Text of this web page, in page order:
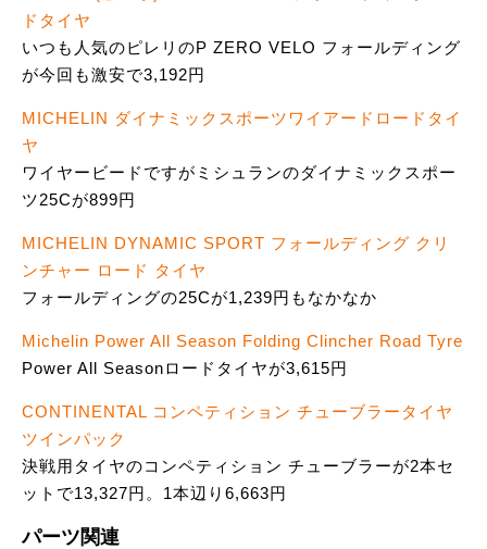
ドタイヤ
いつも人気のピレリのP ZERO VELO フォールディング
が今回も激安で3,192円
MICHELIN ダイナミックスポーツワイアードロードタイ
ヤ
ワイヤービードですがミシュランのダイナミックスポー
ツ25Cが899円
MICHELIN DYNAMIC SPORT フォールディング クリ
ンチャー ロード タイヤ
フォールディングの25Cが1,239円もなかなか
Michelin Power All Season Folding Clincher Road Tyre
Power All Seasonロードタイヤが3,615円
CONTINENTAL コンペティション チューブラータイヤ
ツインパック
決戦用タイヤのコンペティション チューブラーが2本セ
ットで13,327円。1本辺り6,663円
パーツ関連